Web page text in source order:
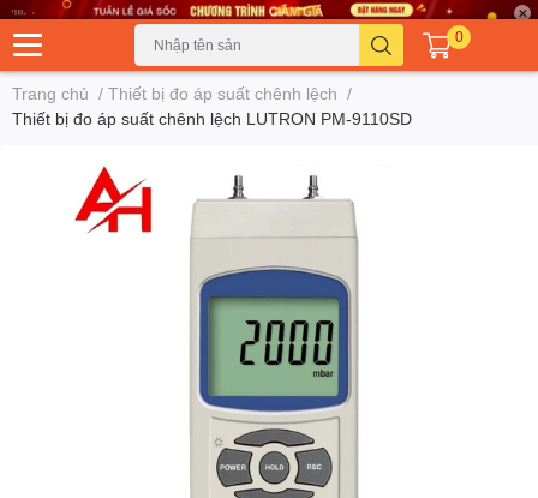
0
Trang chủ / Thiết bị đo áp suất chênh lệch /
Thiết bị đo áp suất chênh lệch LUTRON PM-9110SD